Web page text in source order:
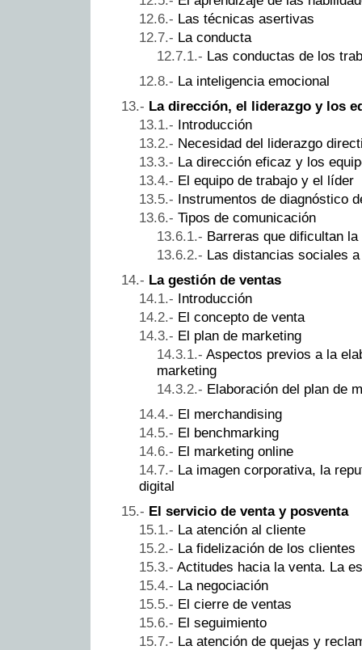
Las técnicas asertivas
La conducta
Las conductas de los
La inteligencia emocional
La dirección, el liderazgo y los
Introducción
Necesidad del liderazgo
La dirección eficaz y los
El equipo de trabajo y el líder
Instrumentos de diagnóstico
Tipos de comunicación
Barreras que dificultan
Las distancias sociales
La gestión de ventas
Introducción
El concepto de venta
El plan de marketing
Aspectos previos a la
marketing
Elaboración del plan de
El merchandising
El benchmarking
El marketing online
La imagen corporativa, la
digital
El servicio de venta y posventa
La atención al cliente
La fidelización de los clientes
Actitudes hacia la venta. La
La negociación
El cierre de ventas
El seguimiento
La atención de quejas y